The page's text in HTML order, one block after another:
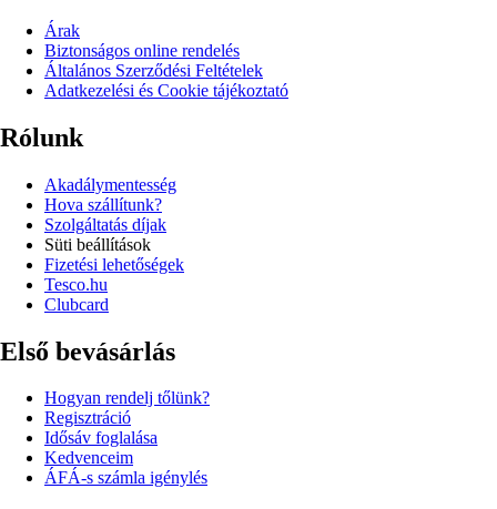
Árak
Biztonságos online rendelés
Általános Szerződési Feltételek
Adatkezelési és Cookie tájékoztató
Rólunk
Akadálymentesség
Hova szállítunk?
Szolgáltatás díjak
Süti beállítások
Fizetési lehetőségek
Tesco.hu
Clubcard
Első bevásárlás
Hogyan rendelj tőlünk?
Regisztráció
Idősáv foglalása
Kedvenceim
ÁFÁ-s számla igénylés